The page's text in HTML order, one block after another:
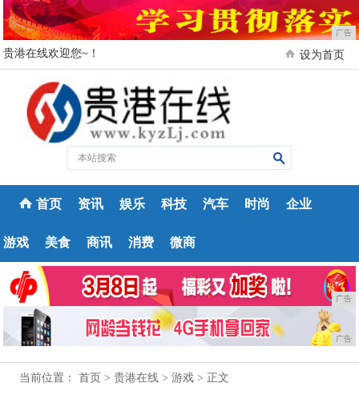
广告
贵港在线欢迎您~！ 设为首页
首页 资讯 娱乐 科技 汽车 时尚 企业
游戏 美食 商讯 消费 微商
广告
广告
当前位置：首页 >贵港在线 >游戏 > 正文